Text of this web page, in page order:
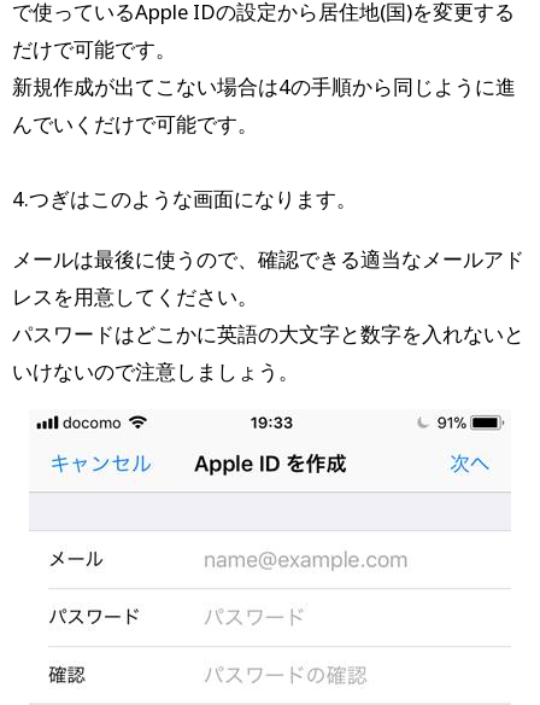
で使っているApple IDの設定から居住地(国)を変更する
だけで可能です。
新規作成が出てこない場合は4の手順から同じように進
んでいくだけで可能です。
4.つぎはこのような画面になります。
メールは最後に使うので、確認できる適当なメールアド
レスを用意してください。
パスワードはどこかに英語の大文字と数字を入れないと
いけないので注意しましょう。